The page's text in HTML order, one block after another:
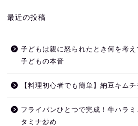
最近の投稿
子どもは親に怒られたとき何を考
子どもの本音
【料理初心者でも簡単】納豆キム
フライパンひとつで完成！牛ハラ
タミナ炒め